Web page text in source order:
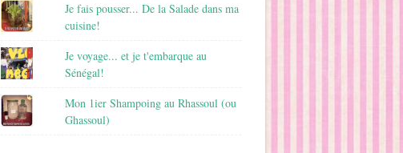
Je fais pousser... De la Salade dans ma
cuisine!
Je voyage... et je t'embarque au
Sénégal!
Mon 1ier Shampoing au Rhassoul (ou
Ghassoul)